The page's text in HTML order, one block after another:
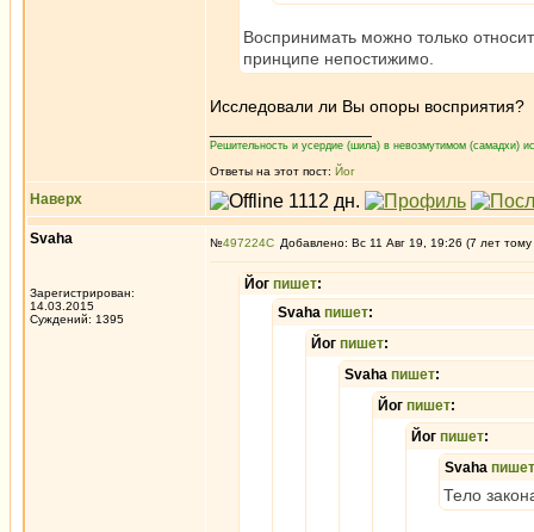
Воспринимать можно только
принципе непостижимо.
Исследовали ли Вы опоры восприятия?
Решительность и усердие (шила) в невозмутимом (самадхи)
Ответы на этот пост: Йог
Наверх
Svaha
Зарегистрирован:
14.03.2015
Суждений: 1395
№497224 Добавлено: Вс 11 Авг 19, 19:26 (7 лет тому
Йог пишет:
Svaha пишет:
Йог пишет:
Svaha пишет:
Йог пишет:
Йог пишет:
Svaha пишет
Тело